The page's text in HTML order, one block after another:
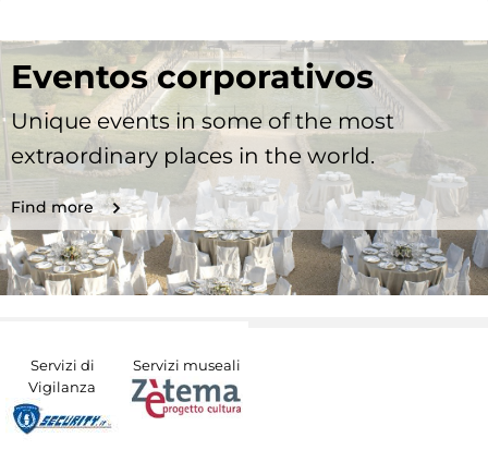
Eventos corporativos
Unique events in some of the most
extraordinary places in the world.
Find more
Servizi di
Vigilanza
Servizi museali